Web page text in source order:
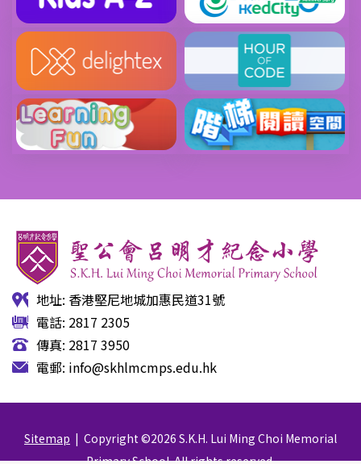
地址: 香港堅尼地城加惠民道31號
電話: 2817 2305
傳真: 2817 3950
電郵: info@skhlmcmps.edu.hk
Sitemap | Copyright ©2026 S.K.H. Lui Ming Choi Memorial